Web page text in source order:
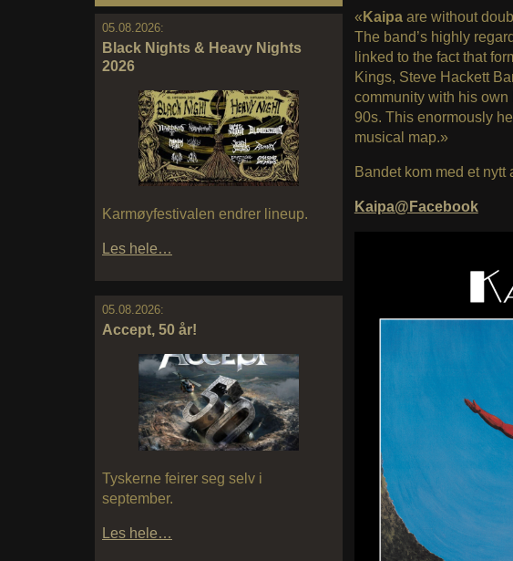
05.08.2026:
Black Nights & Heavy Nights
2026
Karmøyfestivalen endrer lineup.
Les hele…
05.08.2026:
Accept, 50 år!
Tyskerne feirer seg selv i
september.
Les hele…
« Kaipaare without
The band’s highly
linked to the fact that
Kings, Steve Hackett
community with his own
90s. This enormously
musical map.»
Bandet kom med et nytt
Kaipa@Facebook